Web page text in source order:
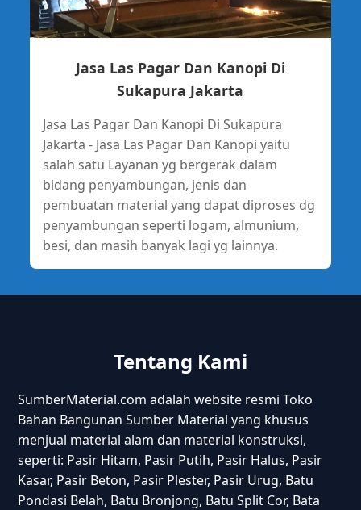
Jasa Las Pagar Dan Kanopi Di
Sukapura Jakarta
Jasa Las Pagar Dan Kanopi Di Sukapura
Jakarta - Jasa Las Pagar Dan Kanopi yaitu
salah satu Layanan yg bergerak dalam
bidang penyambungan, jenis dan
pembuatan material yang dapat diproses dg
penyambungan seperti logam, almunium,
besi, dan masih banyak lagi yg lainnya.
Tentang Kami
SumberMaterial.com adalah website resmi Toko
Bahan Bangunan Sumber Material yang khusus
menjual material alam dan material konstruksi,
seperti: Pasir Hitam, Pasir Putih, Pasir Halus, Pasir
Kasar, Pasir Beton, Pasir Plester, Pasir Urug, Batu
Pondasi Belah, Batu Bronjong, Batu Split Cor, Bata